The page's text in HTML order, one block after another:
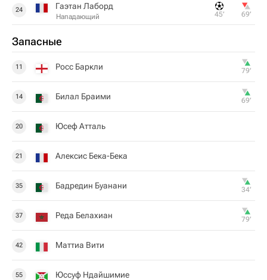
24 Гаэтан Лаборд
Нападающий 45‎’‎ 69‎’‎
Запасные
11 Росс Баркли 79‎’‎
14 Билал Браими 69‎’‎
20 Юсеф Атталь
21 Алексис Бека-Бека
35 Бадредин Буанани 34‎’‎
37 Реда Белахиан 79‎’‎
42 Маттиа Вити
55 Юссуф Ндайшимие